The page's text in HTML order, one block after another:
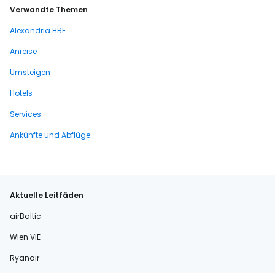
Verwandte Themen
Alexandria HBE
Anreise
Umsteigen
Hotels
Services
Ankünfte und Abflüge
Aktuelle Leitfäden
airBaltic
Wien VIE
Ryanair